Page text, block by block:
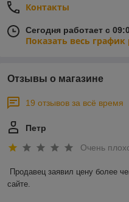
Контакты
Сегодня работает с
Показать весь график
Отзывы о магазине
19 отзывов за всё время
Петр
Очень
Продавец заявил цену более
сайте.